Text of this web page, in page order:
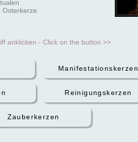
Osterkerze
anklicken - Click on the button >>
Manifestationskerzen
Reinigungskerzen
Zauberkerzen